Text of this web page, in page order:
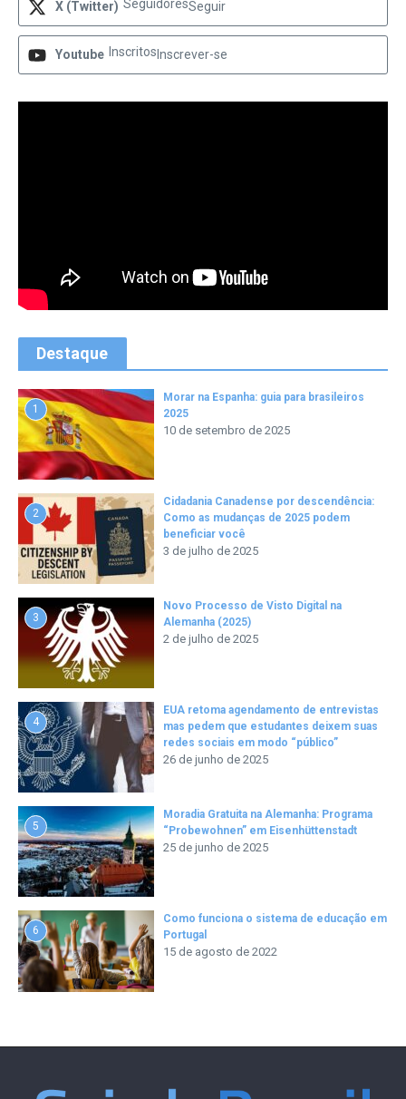
X (Twitter) SeguidoresSeguir
Youtube Inscritos Inscrever-se
Destaque
1
Morar na Espanha: guia para brasileiros
2025
10 de setembro de 2025
2
Cidadania Canadense por descendência:
Como as mudanças de 2025 podem
beneficiar você
3 de julho de 2025
3
Novo Processo de Visto Digital na
Alemanha (2025)
2 de julho de 2025
4
EUA retoma agendamento de entrevistas
mas pedem que estudantes deixem suas
redes sociais em modo “público”
26 de junho de 2025
5
Moradia Gratuita na Alemanha: Programa
“Probewohnen” em Eisenhüttenstadt
25 de junho de 2025
6
Como funciona o sistema de educação em
Portugal
15 de agosto de 2022